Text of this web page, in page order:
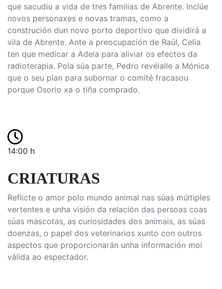
que sacudiu a vida de tres familias de Abrente. Inclúe
novos personaxes e novas tramas, como a
construción dun novo porto deportivo que dividirá a
vila de Abrente. Ante a preocupación de Raúl, Celia
ten que medicar a Adela para aliviar os efectos da
radioterapia. Pola súa parte, Pedro revélalle a Mónica
que o seu plan para subornar o comité fracasou
porque Osorio xa o tiña comprado.
14:00 h
CRIATURAS
Reflicte o amor polo mundo animal nas súas múltiples
vertentes e unha visión da relación das persoas coas
súas mascotas, as curiosidades dos animais, as súas
doenzas, o papel dos veterinarios xunto con outros
aspectos que proporcionarán unha información moi
válida ao espectador.